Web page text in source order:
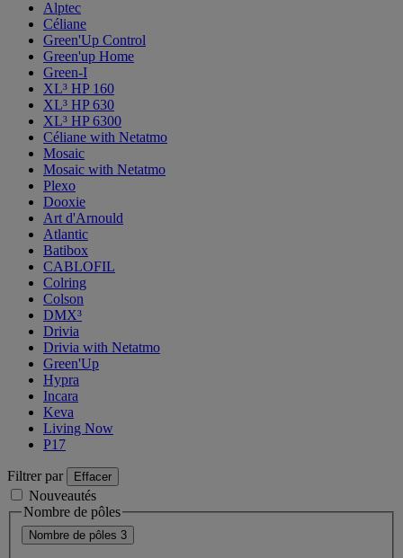
Alptec
Céliane
Green'Up Control
Green'up Home
Green-I
XL³ HP 160
XL³ HP 630
XL³ HP 6300
Céliane with Netatmo
Mosaic
Mosaic with Netatmo
Plexo
Dooxie
Art d'Arnould
Atlantic
Batibox
CABLOFIL
Colring
Colson
DMX³
Drivia
Drivia with Netatmo
Green'Up
Hypra
Incara
Keva
Living Now
P17
Filtrer par Effacer
Nouveautés
Nombre de pôles
Nombre de pôles 3